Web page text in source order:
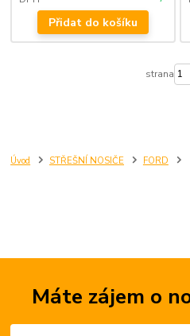
Úvod STŘEŠNÍ NOSIČE FORD
Přidat do košíku
strana
Máte zájem o